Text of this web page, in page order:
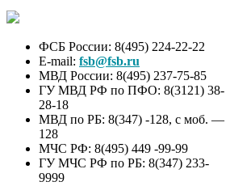
ФСБ России: 8(495) 224-22-22
E-mail: fsb@fsb.ru
МВД России: 8(495) 237-75-85
ГУ МВД РФ по ПФО: 8(3121) 38-
28-18
МВД по РБ: 8(347) -128, с моб. —
128
МЧС РФ: 8(495) 449 -99-99
ГУ МЧС РФ по РБ: 8(347) 233-
9999